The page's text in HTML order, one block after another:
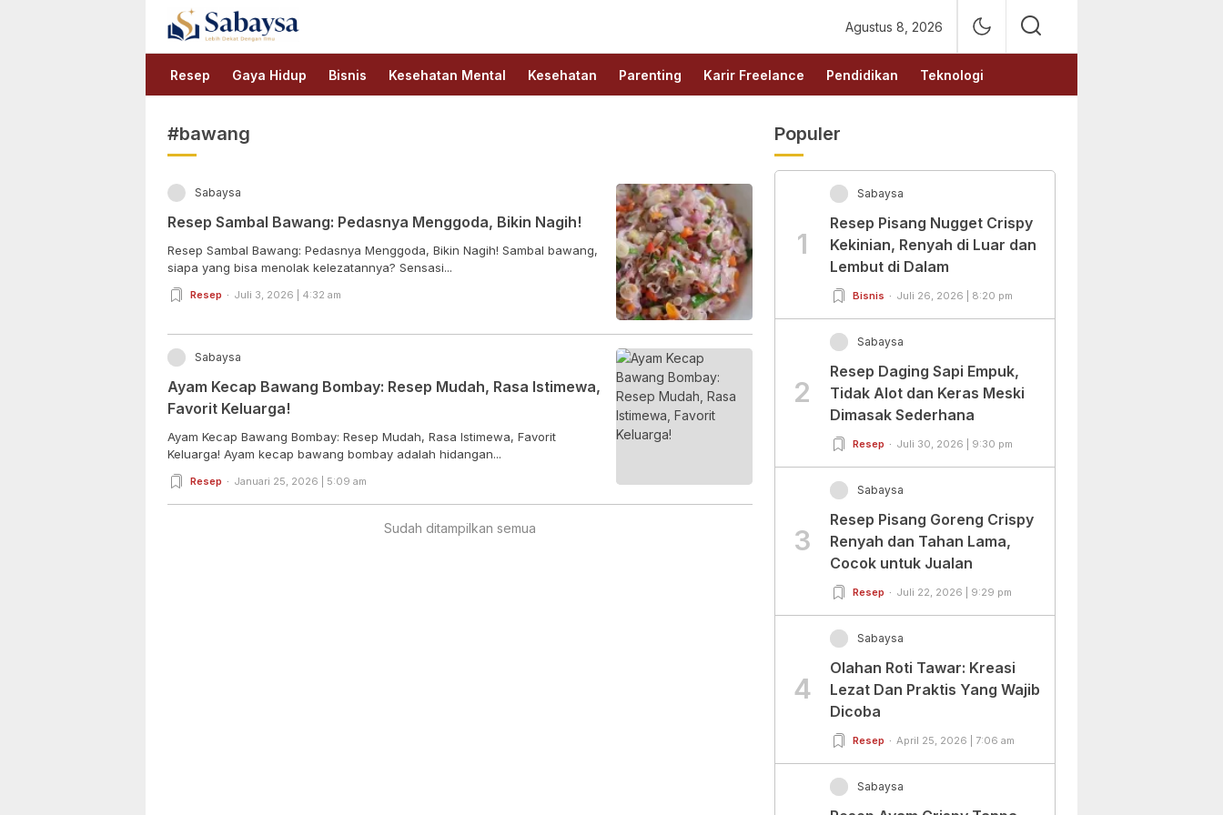
Sabaysa
Lebih Dekat Dengan Ilmu
Agustus 8, 2026
Resep Gaya Hidup Bisnis Kesehatan Mental Kesehatan Parenting Karir Freelance Pendidikan Teknologi
#bawang
Sabaysa
Resep Sambal Bawang: Pedasnya Menggoda, Bikin Nagih!
Resep Sambal Bawang: Pedasnya Menggoda, Bikin Nagih! Sambal bawang,
siapa yang bisa menolak kelezatannya? Sensasi...
Resep Juli 3, 2026 | 4:32 am
Sabaysa
Ayam Kecap Bawang Bombay: Resep Mudah, Rasa Istimewa,
Favorit Keluarga!
Ayam Kecap Bawang Bombay: Resep Mudah, Rasa Istimewa, Favorit
Keluarga! Ayam kecap bawang bombay adalah hidangan...
Resep Januari 25, 2026 | 5:09 am
Sudah ditampilkan semua
Populer
1
Sabaysa
Resep Pisang Nugget Crispy
Kekinian, Renyah di Luar dan
Lembut di Dalam
Bisnis Juli 26, 2026 | 8:20 pm
2
Sabaysa
Resep Daging Sapi Empuk,
Tidak Alot dan Keras Meski
Dimasak Sederhana
Resep Juli 30, 2026 | 9:30 pm
3
Sabaysa
Resep Pisang Goreng Crispy
Renyah dan Tahan Lama,
Cocok untuk Jualan
Resep Juli 22, 2026 | 9:29 pm
4
Sabaysa
Olahan Roti Tawar: Kreasi
Lezat Dan Praktis Yang Wajib
Dicoba
Resep April 25, 2026 | 7:06 am
Sabaysa